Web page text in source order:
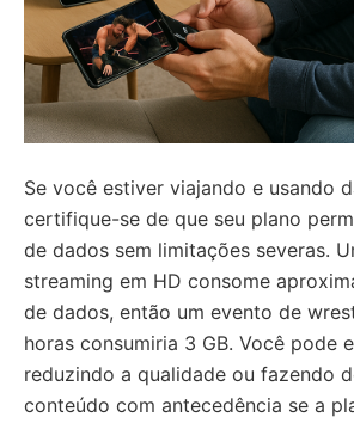
Se você estiver viajando e usando
certifique-se de que seu plano
de dados sem limitações severas.
streaming em HD consome
de dados, então um evento de
horas consumiria 3 GB. Você pode
reduzindo a qualidade ou fazendo
conteúdo com antecedência se a